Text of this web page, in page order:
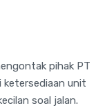
pihak PT
ketersediaan unit
soal jalan.